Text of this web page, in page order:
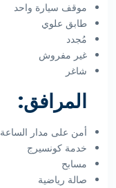
موقف سيارة واحد
طابق علوي
مُجدد
غير مفروش
شاغر
المرافق:
أمن على مدار الساعة
خدمة كونسيرج
مسابح
صالة رياضية